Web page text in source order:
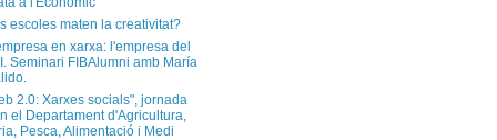
escoles maten la creativitat?
en xarxa: l'empresa del
Seminari FIBAlumni amb María
2.0: Xarxes socials", jornada
el Departament d'Agricultura,
Pesca, Alimentació i Medi